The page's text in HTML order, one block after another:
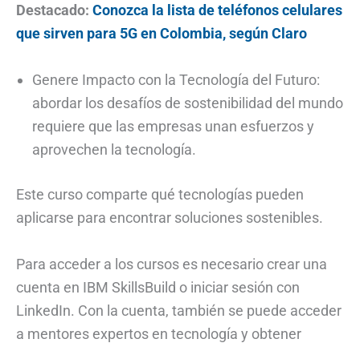
Destacado: Conozca la lista de teléfonos celulares
que sirven para 5G en Colombia, según Claro
Genere Impacto con la Tecnología del Futuro:
abordar los desafíos de sostenibilidad del mundo
requiere que las empresas unan esfuerzos y
aprovechen la tecnología.
Este curso comparte qué tecnologías pueden
aplicarse para encontrar soluciones sostenibles.
Para acceder a los cursos es necesario crear una
cuenta en IBM SkillsBuild o iniciar sesión con
LinkedIn. Con la cuenta, también se puede acceder
a mentores expertos en tecnología y obtener